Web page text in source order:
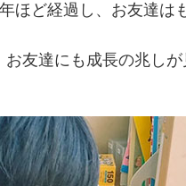
ほど経過し、お友達は
友達にも成長の兆しが